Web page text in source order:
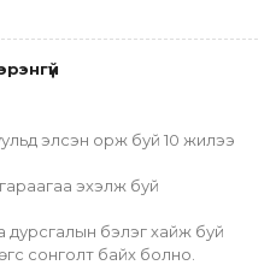
элсэн орж буй 10 жилээ
эхэлж буй
дурсгалын бэлэг хайж буй
сонголт байх болно.